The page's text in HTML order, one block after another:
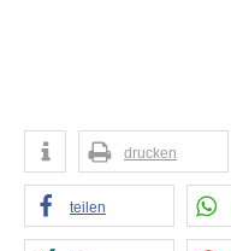
drucken
teilen